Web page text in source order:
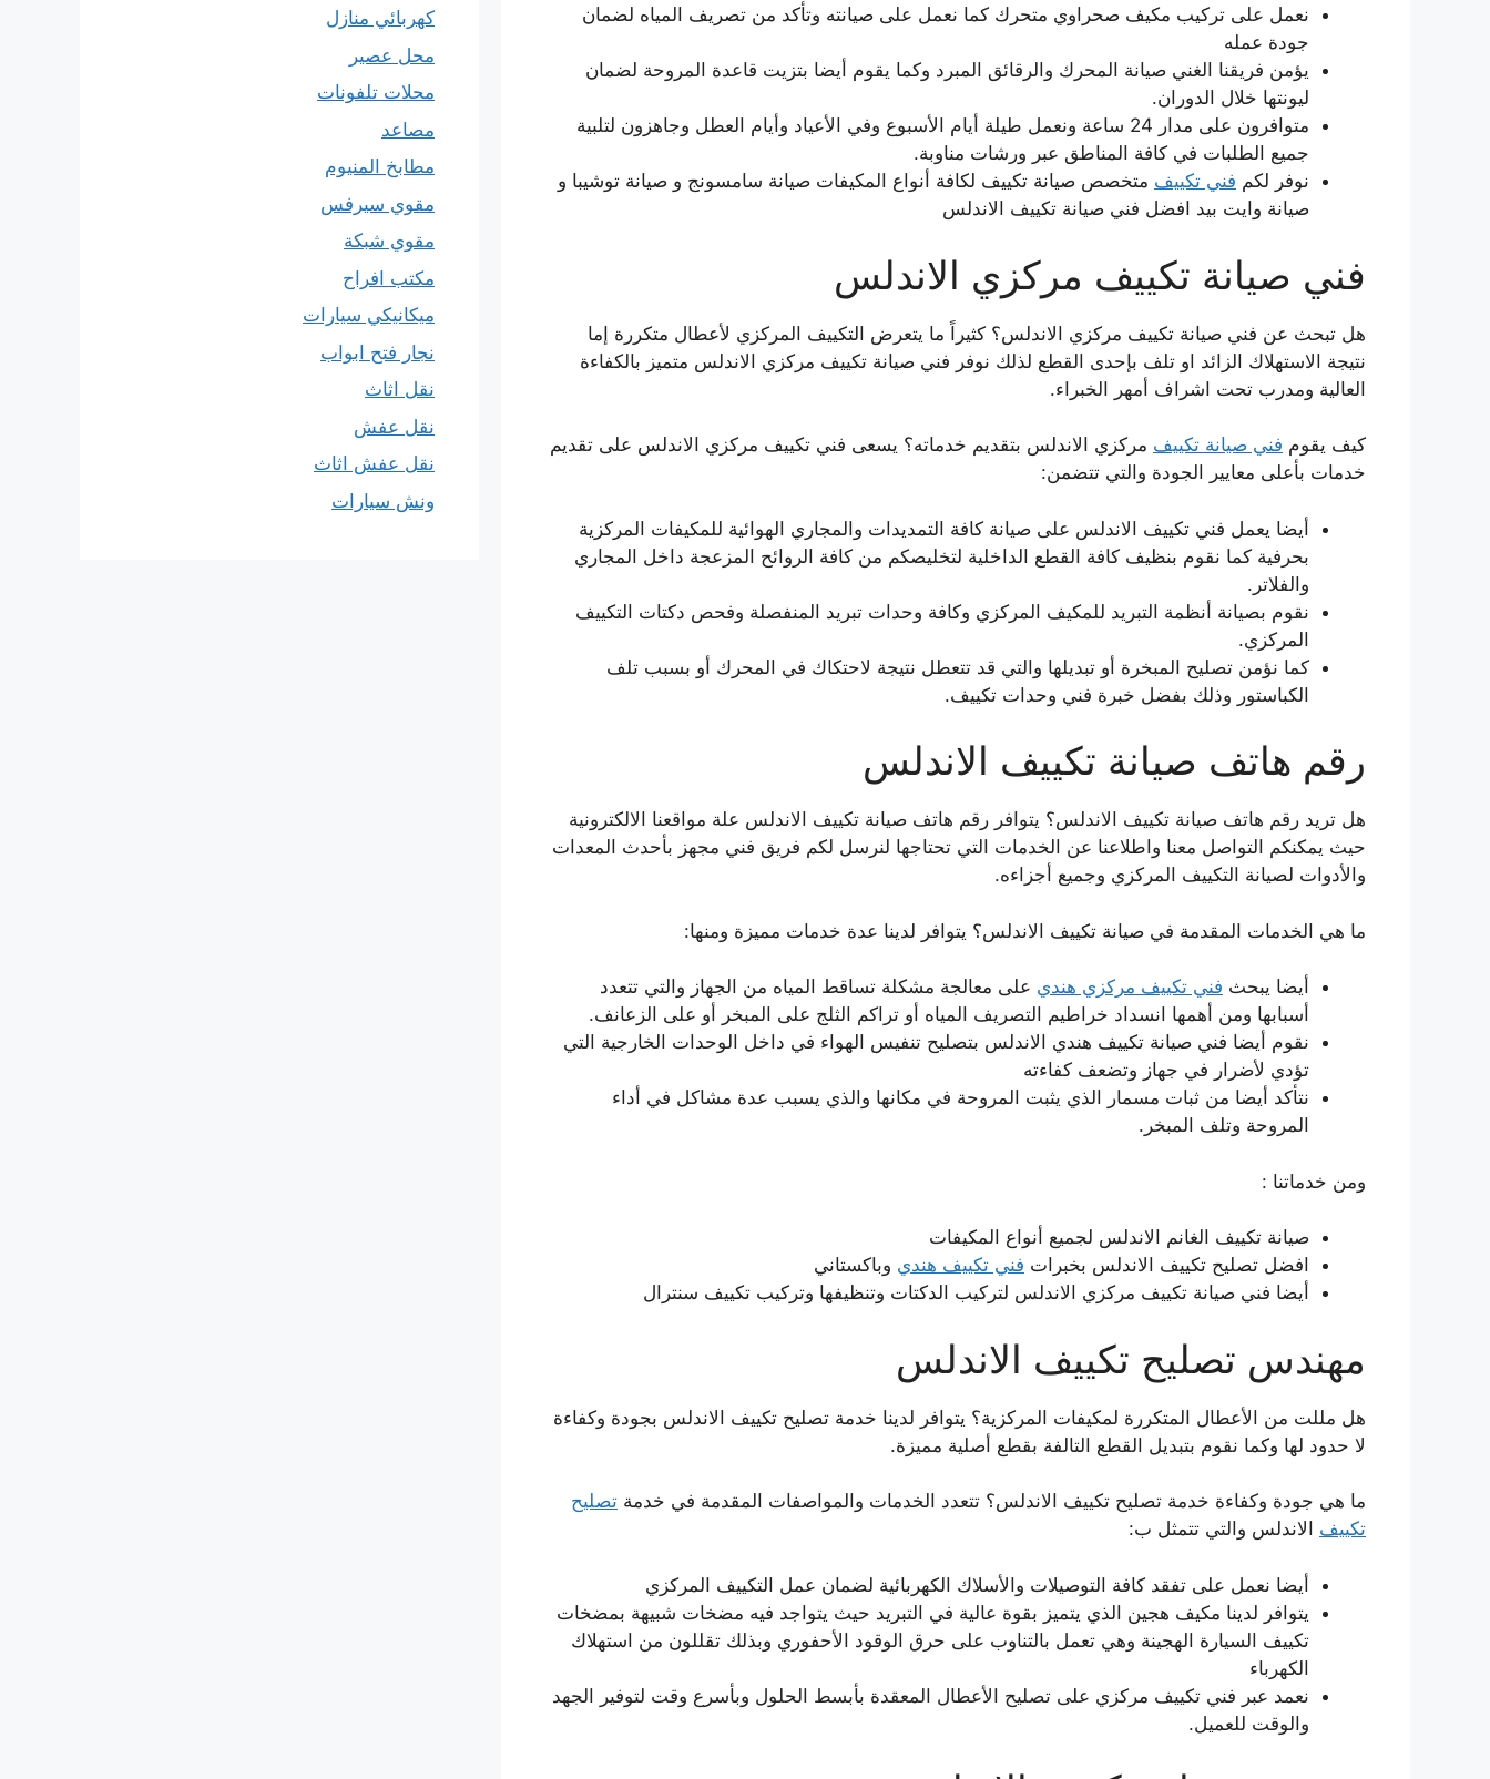
نعمل على تركيب مكيف صحراوي متحرك كما نعمل على صيانته وتأكد من تصريف المياه لضمان
جودة عمله
يؤمن فريقنا الغني صيانة المحرك والرقائق المبرد وكما يقوم أيضا بتزيت قاعدة المروحة لضمان
ليونتها خلال الدوران.
متوافرون على مدار 24 ساعة ونعمل طيلة أيام الأسبوع وفي الأعياد وأيام العطل وجاهزون لتلبية
جميع الطلبات في كافة المناطق عبر ورشات مناوبة.
نوفر لكم فني تكييف متخصص صيانة تكييف لكافة أنواع المكيفات صيانة سامسونج و صيانة توشيبا و
صيانة وايت بيد افضل فني صيانة تكييف الاندلس
فني صيانة تكييف مركزي الاندلس
هل تبحث عن فني صيانة تكييف مركزي الاندلس؟ كثيراً ما يتعرض التكييف المركزي لأعطال متكررة إما
نتيجة الاستهلاك الزائد او تلف بإحدى القطع لذلك نوفر فني صيانة تكييف مركزي الاندلس متميز بالكفاءة
العالية ومدرب تحت اشراف أمهر الخبراء.
كيف يقوم فني صيانة تكييف مركزي الاندلس بتقديم خدماته؟ يسعى فني تكييف مركزي الاندلس على تقديم
خدمات بأعلى معايير الجودة والتي تتضمن:
أيضا يعمل فني تكييف الاندلس على صيانة كافة التمديدات والمجاري الهوائية للمكيفات المركزية
بحرفية كما نقوم بنظيف كافة القطع الداخلية لتخليصكم من كافة الروائح المزعجة داخل المجاري
والفلاتر.
نقوم بصيانة أنظمة التبريد للمكيف المركزي وكافة وحدات تبريد المنفصلة وفحص دكتات التكييف
المركزي.
كما نؤمن تصليح المبخرة أو تبديلها والتي قد تتعطل نتيجة لاحتكاك في المحرك أو بسبب تلف
الكباستور وذلك بفضل خبرة فني وحدات تكييف.
رقم هاتف صيانة تكييف الاندلس
هل تريد رقم هاتف صيانة تكييف الاندلس؟ يتوافر رقم هاتف صيانة تكييف الاندلس علة مواقعنا الالكترونية
حيث يمكنكم التواصل معنا واطلاعنا عن الخدمات التي تحتاجها لنرسل لكم فريق فني مجهز بأحدث المعدات
والأدوات لصيانة التكييف المركزي وجميع أجزاءه.
ما هي الخدمات المقدمة في صيانة تكييف الاندلس؟ يتوافر لدينا عدة خدمات مميزة ومنها:
أيضا يبحث فني تكييف مركزي هندي على معالجة مشكلة تساقط المياه من الجهاز والتي تتعدد
أسبابها ومن أهمها انسداد خراطيم التصريف المياه أو تراكم الثلج على المبخر أو على الزعانف.
نقوم أيضا فني صيانة تكييف هندي الاندلس بتصليح تنفيس الهواء في داخل الوحدات الخارجية التي
تؤدي لأضرار في جهاز وتضعف كفاءته
نتأكد أيضا من ثبات مسمار الذي يثبت المروحة في مكانها والذي يسبب عدة مشاكل في أداء
المروحة وتلف المبخر.
ومن خدماتنا :
صيانة تكييف الغانم الاندلس لجميع أنواع المكيفات
افضل تصليح تكييف الاندلس بخبرات فني تكييف هندي وباكستاني
أيضا فني صيانة تكييف مركزي الاندلس لتركيب الدكتات وتنظيفها وتركيب تكييف سنترال
مهندس تصليح تكييف الاندلس
هل مللت من الأعطال المتكررة لمكيفات المركزية؟ يتوافر لدينا خدمة تصليح تكييف الاندلس بجودة وكفاءة
لا حدود لها وكما نقوم بتبديل القطع التالفة بقطع أصلية مميزة.
ما هي جودة وكفاءة خدمة تصليح تكييف الاندلس؟ تتعدد الخدمات والمواصفات المقدمة في خدمة تصليح
تكييف الاندلس والتي تتمثل ب:
أيضا نعمل على تفقد كافة التوصيلات والأسلاك الكهربائية لضمان عمل التكييف المركزي
يتوافر لدينا مكيف هجين الذي يتميز بقوة عالية في التبريد حيث يتواجد فيه مضخات شبيهة بمضخات
تكييف السيارة الهجينة وهي تعمل بالتناوب على حرق الوقود الأحفوري وبذلك تقللون من استهلاك
الكهرباء
نعمد عبر فني تكييف مركزي على تصليح الأعطال المعقدة بأبسط الحلول وبأسرع وقت لتوفير الجهد
والوقت للعميل.
كهربائي منازل
محل عصير
محلات تلفونات
مصاعد
مطابخ المنيوم
مقوي سيرفس
مقوي شبكة
مكتب افراح
ميكانيكي سيارات
نجار فتح ابواب
نقل اثاث
نقل عفش
نقل عفش اثاث
ونش سيارات